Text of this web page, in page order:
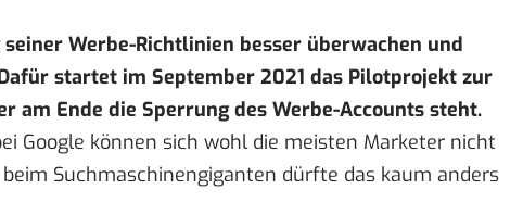
Werbe-Richtlinien besser überwachen und
startet im September 2021 das Pilotprojekt zur
am Ende die Sperrung des Werbe-Accounts steht.
Google können sich wohl die meisten Marketer nicht
Suchmaschinengiganten dürfte das kaum anders